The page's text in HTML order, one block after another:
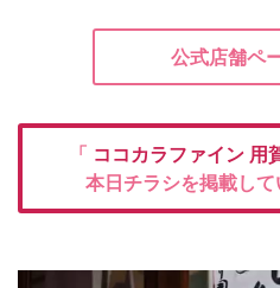
公式店舗ペ
「 ココカラファイン 用
本日チラシを掲載して